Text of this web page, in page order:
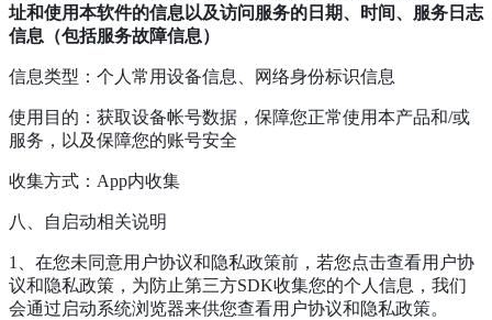
址和使用本软件的信息以及访问服务的日期、时间、服务日志
信息（包括服务故障信息）
信息类型：个人常用设备信息、网络身份标识信息
使用目的：获取设备帐号数据，保障您正常使用本产品和/或
服务，以及保障您的账号安全
收集方式：App内收集
八、自启动相关说明
1、在您未同意用户协议和隐私政策前，若您点击查看用户协
议和隐私政策，为防止第三方SDK收集您的个人信息，我们
会通过启动系统浏览器来供您查看用户协议和隐私政策。